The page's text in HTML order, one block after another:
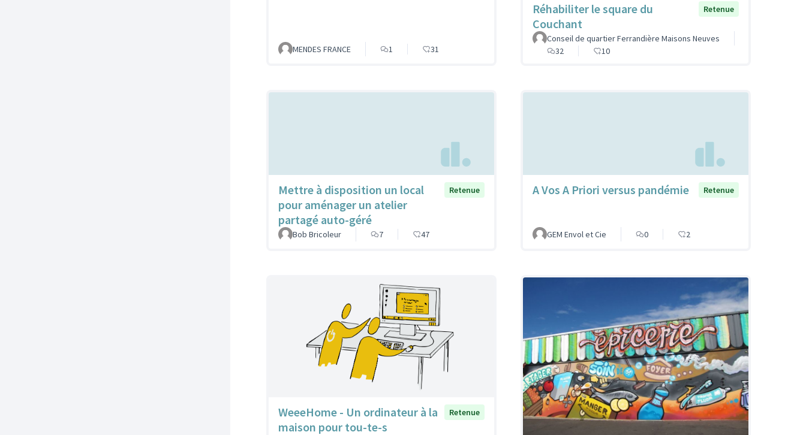
MENDES FRANCE 1 31
Réhabiliter le square du
Couchant
Retenue
Conseil de quartier Ferrandière Maisons Neuves
32
10
Mettre à disposition un local
pour aménager un atelier
partagé auto-géré
Retenue
Bob Bricoleur 7 47
A Vos A Priori versus pandémie Retenue
GEM Envol et Cie 0 2
WeeeHome - Un ordinateur à la
maison pour tou-te-s
Retenue